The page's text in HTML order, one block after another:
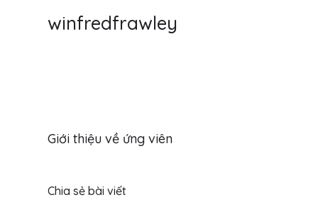
winfredfrawley
Giới thiệu về ứng viên
Chia sẻ bài viết